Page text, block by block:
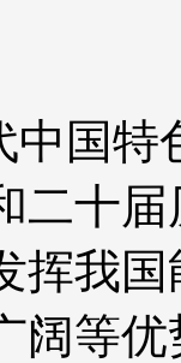
中国
二十
挥我
阔等